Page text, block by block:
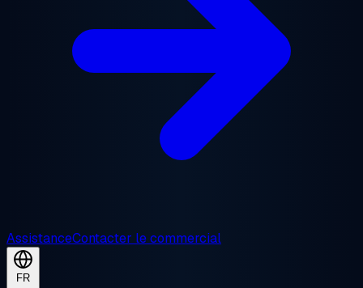
AssistanceContacter le commercial
FR